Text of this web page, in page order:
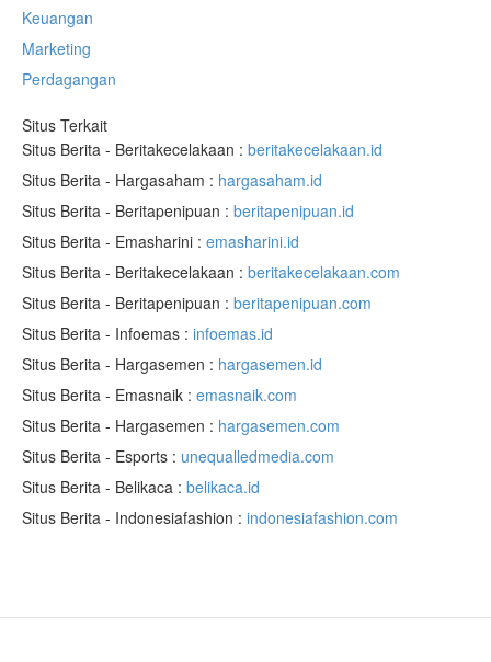
Keuangan
Marketing
Perdagangan
Situs Terkait
Situs Berita - Beritakecelakaan : beritakecelakaan.id
Situs Berita - Hargasaham : hargasaham.id
Situs Berita - Beritapenipuan : beritapenipuan.id
Situs Berita - Emasharini : emasharini.id
Situs Berita - Beritakecelakaan : beritakecelakaan.com
Situs Berita - Beritapenipuan : beritapenipuan.com
Situs Berita - Infoemas : infoemas.id
Situs Berita - Hargasemen : hargasemen.id
Situs Berita - Emasnaik : emasnaik.com
Situs Berita - Hargasemen : hargasemen.com
Situs Berita - Esports : unequalledmedia.com
Situs Berita - Belikaca : belikaca.id
Situs Berita - Indonesiafashion : indonesiafashion.com